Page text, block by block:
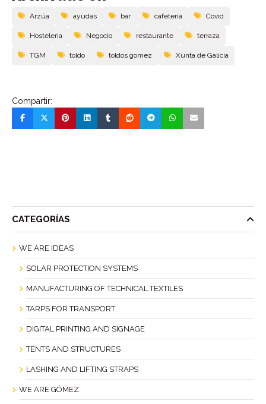
Arzúa ayudas bar cafetería Covid
Hosteleria Negocio restaurante terraza
TGM toldo toldos gomez Xunta de Galicia
Compartir:
CATEGORÍAS
WE ARE IDEAS
SOLAR PROTECTION SYSTEMS
MANUFACTURING OF TECHNICAL TEXTILES
TARPS FOR TRANSPORT
DIGITAL PRINTING AND SIGNAGE
TENTS AND STRUCTURES
LASHING AND LIFTING STRAPS
WE ARE GÓMEZ